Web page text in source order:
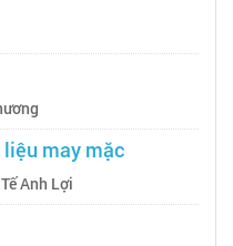
liệu may mặc
Anh Lợi